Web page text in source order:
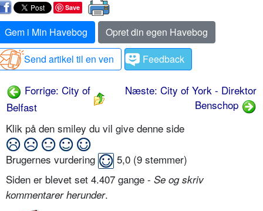
Save
Gem i Min Havebog
Opret din egen Havebog
Send artikel til en ven
Feedback
Forrige: City of
Belfast
Næste: City of York - Direktor
Benschop
Klik på den smiley du vil give denne side
Brugernes vurdering 5,0 (9 stemmer)
Siden er blevet set 4.407 gange - Se og skriv
kommentarer herunder.